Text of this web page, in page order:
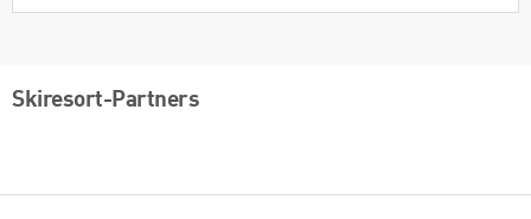
Skiresort-Partners